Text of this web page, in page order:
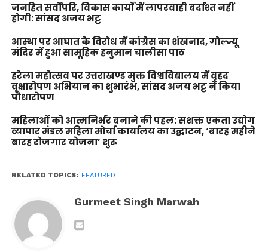
जनहित सर्वोपरि, विकास कार्यों में लापरवाही बर्दाश्त नहीं
होगी: सांसद अजय भट्ट
आस्था पर आघात के विरोध में कांग्रेस का शंखनाद, गोल्ज्यू
मंदिर में हुआ सामूहिक हनुमान चालीसा पाठ
हरेला महोत्सव पर उत्तराखण्ड मुक्त विश्वविद्यालय में वृहद
वृक्षारोपण अभियान का शुभारंभ, सांसद अजय भट्ट ने किया
पौधारोपण
महिलाओं को आत्मनिर्भर बनाने की पहल: सशक्त एकता उद्योग
व्यापार मंडल महिला मोर्चा कार्यालय का उद्घाटन, ‘बारह महीने
बारह रोजगार योजना’ शुरू
RELATED TOPICS: FEATURED
Gurmeet Singh Marwah